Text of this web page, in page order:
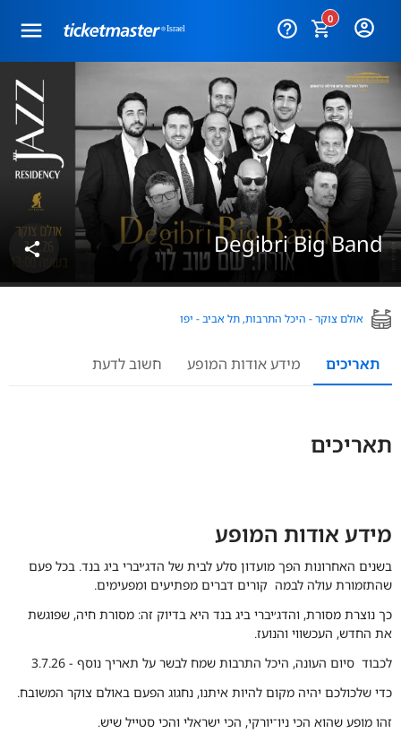
0
help_outline
Degibri Big Band
share
אולם צוקר - היכל התרבות, תל אביב - יפו
תאריכים מידע אודות המופע חשוב לדעת
תאריכים
מידע אודות המופע
בשנים האחרונות הפך מועדון סלע לבית של הדג׳יברי ביג בנד. בכל פעם
שהתזמורת עולה לבמה קורים דברים מפתיעים ומפעימים.
כך נוצרת מסורת, והדג׳יברי ביג בנד היא בדיוק זה: מסורת חיה, שפוגשת
את החדש, העכשווי והנועז.
לכבוד סיום העונה, היכל התרבות שמח לבשר על תאריך נוסף - 3.7.26
כדי שלכולכם יהיה מקום להיות איתנו, נחגוג הפעם באולם צוקר המשובח.
זהו מופע שהוא הכי ניו־יורקי, הכי ישראלי והכי סטייל שיש.